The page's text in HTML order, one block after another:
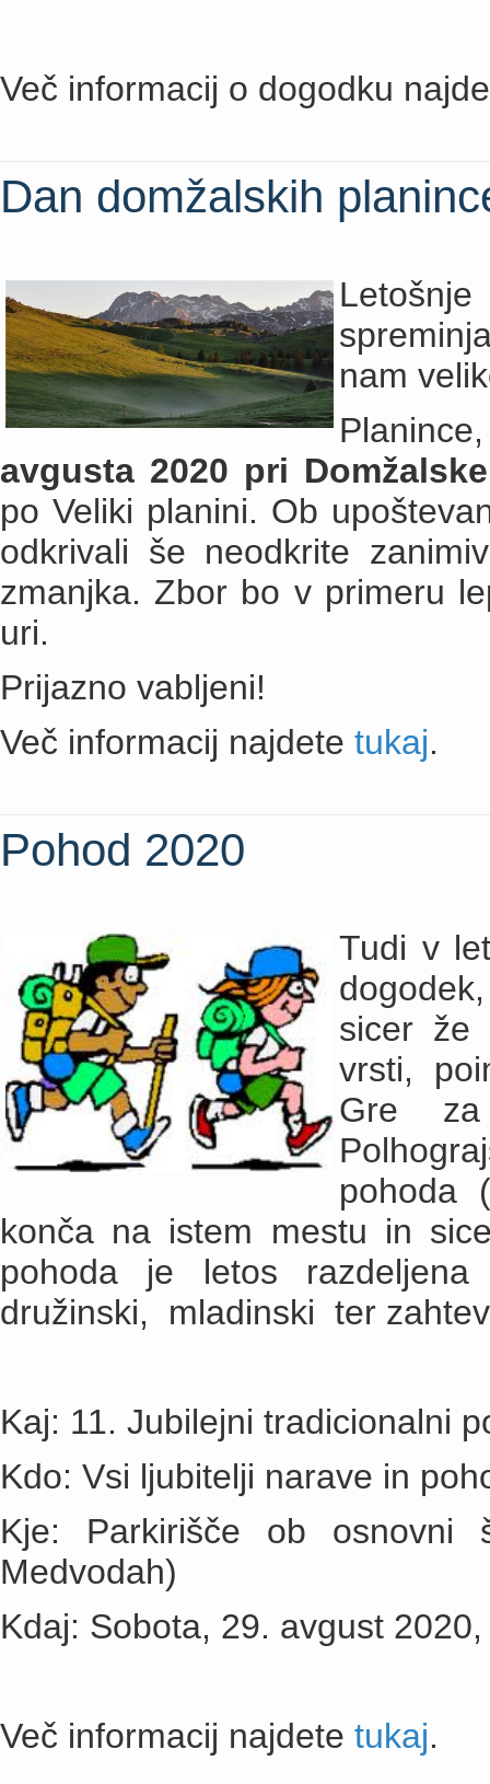
Več informacij o dogodku
Dan domžalskih
nam
avgusta 2020 pri
po Veliki planini. Ob
odkrivali še neodkrite
zmanjka. Zbor bo v primeru
uri.
Prijazno vabljeni!
Več informacij najdete tukaj.
Pohod 2020
Tudi v
sicer že
vrsti,
Gre
pohoda
konča na istem mestu in
pohoda je letos
družinski, mladinski ter
Kaj: 11. Jubilejni tradicionalni
Kdo: Vsi ljubitelji narave in
Kje: Parkirišče ob osnovni
Medvodah)
Kdaj: Sobota, 29. avgust
Več informacij najdete tukaj.